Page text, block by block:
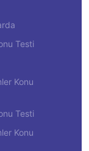
Testi
Konu
Testi
Konu